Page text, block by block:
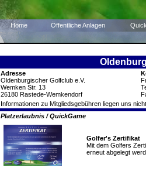
Home Öffentliche Anlagen
Adresse
Oldenburgischer Golfclub e.V.
Wemken Str. 13
26180 Rastede-Wemkendorf
Informationen zu Mitgliedsgebühren liegen uns
Platzerlaubnis / QuickGame
Golfer's Zertifikat
Mit dem Golfers
erneut abgelegt